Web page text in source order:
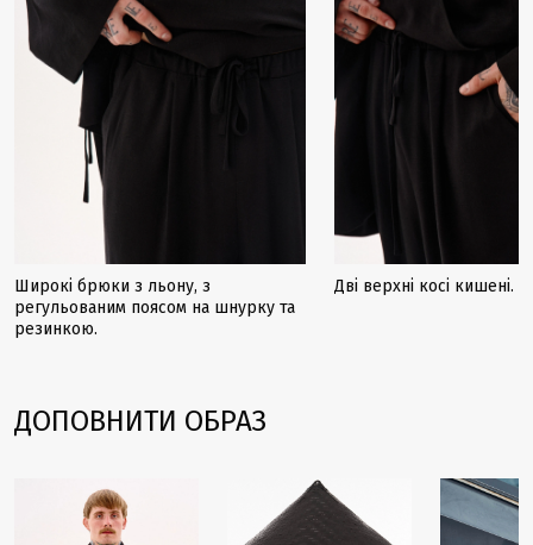
Широкі брюки з льону, з
регульованим поясом на шнурку та
резинкою.
Дві верхні косі кишені.
ДОПОВНИТИ ОБРАЗ